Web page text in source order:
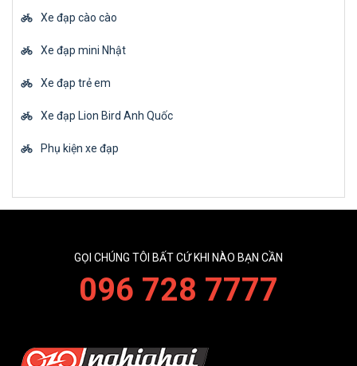
Xe đạp cào cào
Xe đạp mini Nhật
Xe đạp trẻ em
Xe đạp Lion Bird Anh Quốc
Phụ kiện xe đạp
GỌI CHÚNG TÔI BẤT CỨ KHI NÀO BẠN CẦN
096 728 7777